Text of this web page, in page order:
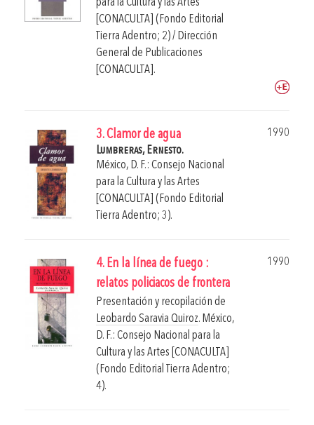
para la Cultura y las Artes
[CONACULTA] (Fondo Editorial
Tierra Adentro; 2) / Dirección
General de Publicaciones
[CONACULTA].
3. Clamor de agua
1990
Lumbreras, Ernesto.
México, D. F.: Consejo Nacional
para la Cultura y las Artes
[CONACULTA] (Fondo Editorial
Tierra Adentro; 3).
4. En la línea de fuego :
relatos policiacos de frontera
1990
Presentación y recopilación de
Leobardo Saravia Quiroz. México,
D. F.: Consejo Nacional para la
Cultura y las Artes [CONACULTA]
(Fondo Editorial Tierra Adentro;
4).